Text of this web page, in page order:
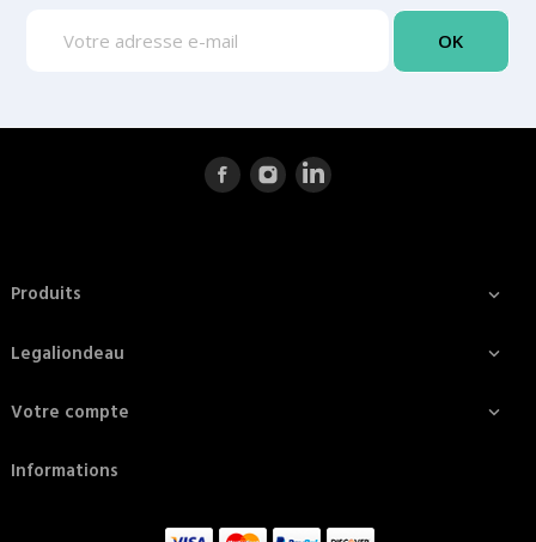
Produits 
Legaliondeau 
Votre compte 
Informations